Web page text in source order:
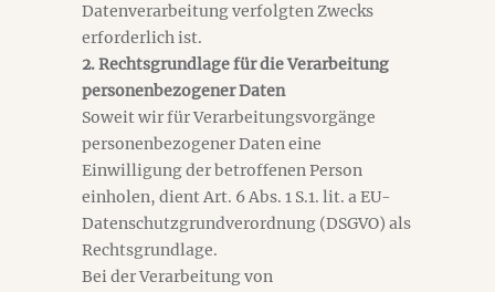
Datenverarbeitung verfolgten Zwecks
erforderlich ist.
2. Rechtsgrundlage für die Verarbeitung
personenbezogener Daten
Soweit wir für Verarbeitungsvorgänge
personenbezogener Daten eine
Einwilligung der betroffenen Person
einholen, dient Art. 6 Abs. 1 S.1. lit. a EU-
Datenschutzgrundverordnung (DSGVO) als
Rechtsgrundlage.
Bei der Verarbeitung von